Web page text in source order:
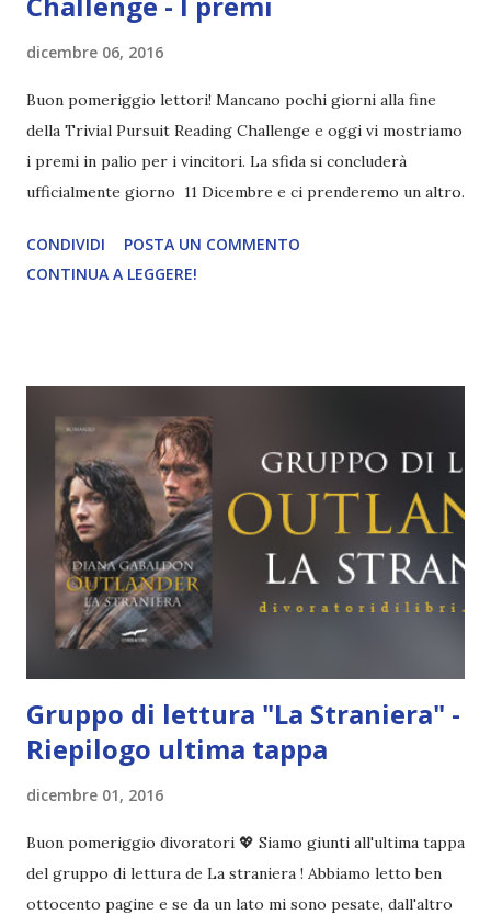
dicembre 06, 2016
Buon pomeriggio lettori! Mancano pochi giorni alla fine
della Trivial Pursuit Reading Challenge e oggi vi mostriamo
i premi in palio per i vincitori. La sfida si concluderà
ufficialmente giorno 11 Dicembre e ci prenderemo un altro
conteggi ed estrarre i vincitori. Perciò chi non ha ancora
lasciato le proprie recensioni, vi ricordiamo le varie tappe
Spettacolo La cercatrice di storie - Sfida finale Inoltre
potete controllare gli obiettivi completati in questo
documento . I vincitori saranno due : chi ha completato
tutti gli obiettivi e un partecipante estratto a sorte. Il
premio del primo classificato. Quattro cartacei: Rebel, La
distanza tra me e te, Fallen, Tutte l...
CONDIVIDI
POSTA UN COMMENTO
CONTINUA A LEGGERE!
Gruppo di lettura "La Straniera" -
Riepilogo ultima tappa
dicembre 01, 2016
Buon pomeriggio divoratori 💖 Siamo giunti all'ultima tappa
del gruppo di lettura de La straniera ! Abbiamo letto ben
ottocento pagine e se da un lato mi sono pesate, dall'altro